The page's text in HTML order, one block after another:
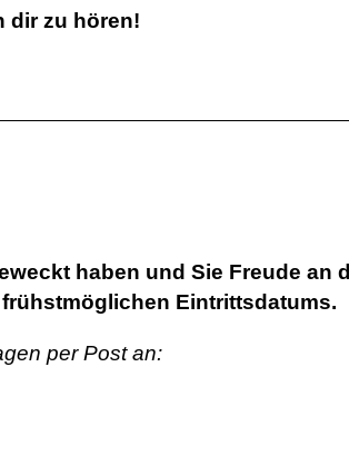
dir zu hören!
haben und Sie Freude an
Eintrittsdatums.
per Post an: